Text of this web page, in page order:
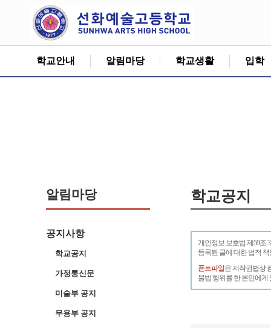
학교안내 알림마당 학교생활 입학
알림마당
공지사항
학교공지
가정통신문
미술부 공지
무용부 공지
학교공지
개인정보 보호법 제59조
등록된 글에 대한 법적
폰트파일은 저작권법상
불법 행위를 한 본인에게